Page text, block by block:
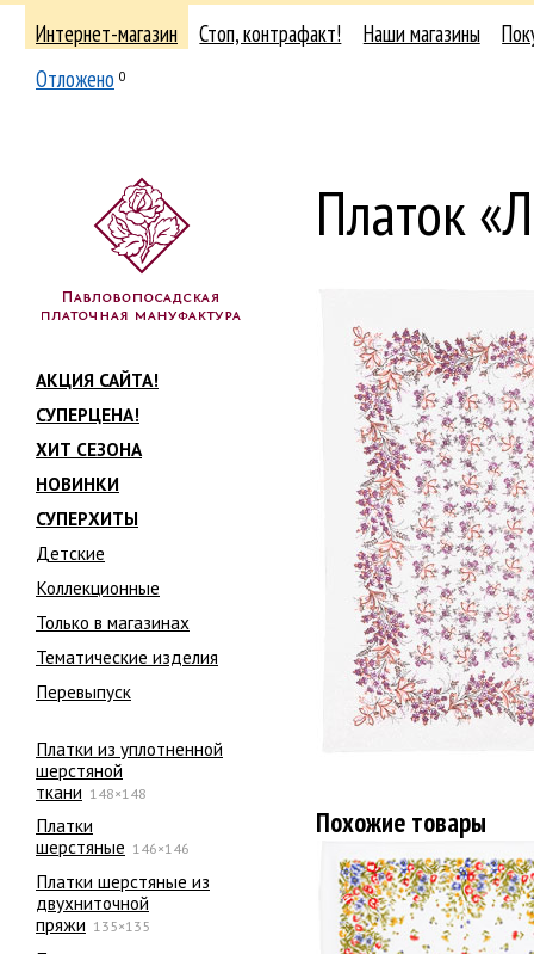
Интернет-магазин Стоп, контрафакт! Наши магазины
Отложено 0
АКЦИЯ САЙТА!
СУПЕРЦЕНА!
ХИТ СЕЗОНА
НОВИНКИ
СУПЕРХИТЫ
Детские
Коллекционные
Только в магазинах
Тематические изделия
Перевыпуск
Платки из уплотненной
шерстяной
ткани 148×148
Платки
шерстяные 146×146
Платки шерстяные из
двухниточной
пряжи 135×135
Платок
Похожие товары